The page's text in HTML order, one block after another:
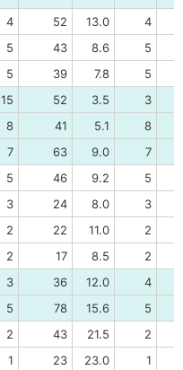
4 52 13.0
4
5 43 8.6
5
5 39 7.8
5
15 52 3.5
3
8 41 5.1
8
7 63 9.0
7
5 46 9.2
5
3 24 8.0
3
2 22 11.0
2
2 17 8.5
2
3 36 12.0
4
5 78 15.6
5
2 43 21.5
2
1 23 23.0
1